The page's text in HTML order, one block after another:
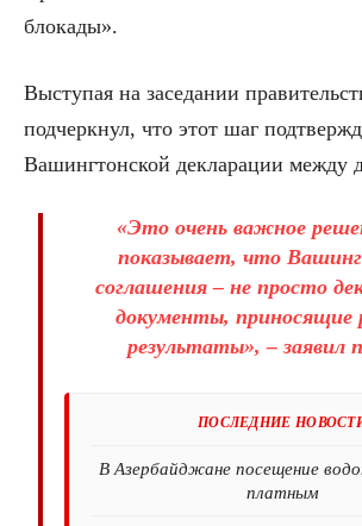
блокады».
Выступая на заседании
подчеркнул, что этот шаг
Вашингтонской декларации между
«Это очень важное
показывает, что
соглашения – не просто
документы, приносящие
результаты», – заявил
ПОСЛЕДНИЕ
В Азербайджане посещение
платным